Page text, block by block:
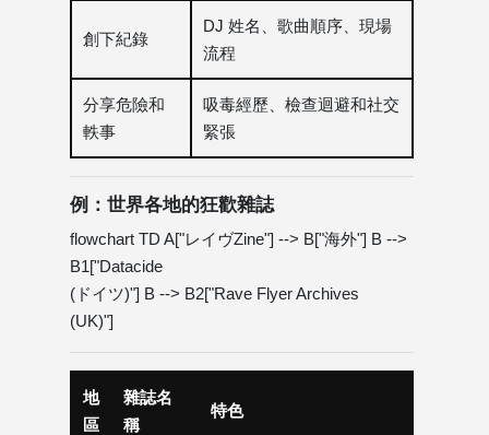
創下紀錄
DJ 姓名、歌曲順序、現場
流程
分享危險和
軼事
吸毒經歷、檢查迴避和社交
緊張
例：世界各地的狂歡雜誌
flowchart TD A["レイヴZine"] --> B["海外"] B -->
B1["Datacide
(ドイツ)"] B --> B2["Rave Flyer Archives
(UK)"]
地
區
雜誌名
稱
特色